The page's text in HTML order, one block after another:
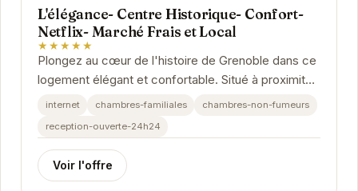
L'élégance- Centre Historique- Confort-
Netflix- Marché Frais et Local
★★★★★
Plongez au cœur de l'histoire de Grenoble dans ce
logement élégant et confortable. Situé à proximité
d'un marché local animé, vous pourrez...
internet chambres-familiales
chambres-non-fumeurs
reception-ouverte-24h24
Voir l'offre